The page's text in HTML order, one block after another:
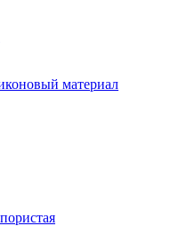
материал